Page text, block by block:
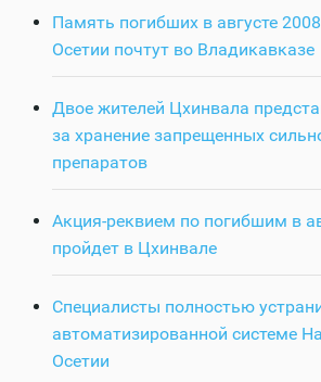
Память погибших в августе
Осетии почтут во Владикавказе
Двое жителей Цхинвала
за хранение запрещенных
препаратов
Акция-реквием по погибшим в
пройдет в Цхинвале
Специалисты полностью
автоматизированной системе
Осетии